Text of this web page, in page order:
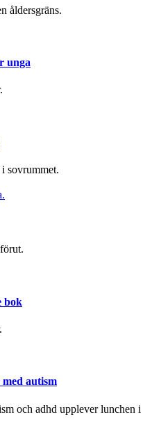
åldersgräns.
unga
sovrummet.
bok
autism
och adhd upplever lunchen i